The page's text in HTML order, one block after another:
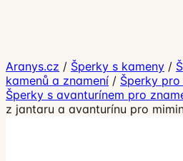
Aranys.cz / Šperky s kameny /
kamenů a znamení / Šperky
Šperky s avanturínem pro
z jantaru a avanturínu pro